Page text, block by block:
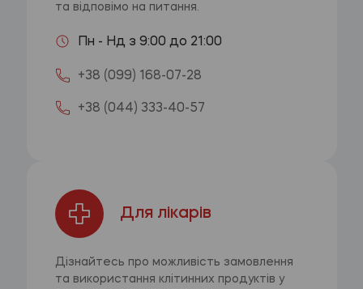
та відповімо на питання.
Пн - Нд з 9:00 до 21:00
+38 (099) 168-07-28
+38 (044) 333-40-57
Для лікарів
Дізнайтесь про можливість замовлення
та використання клітинних продуктів у